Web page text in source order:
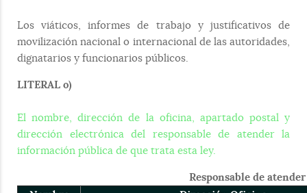
Los viáticos, informes de trabajo y justificativos de
movilización nacional o internacional de las autoridades,
dignatarios y funcionarios públicos.
LITERAL o)
El nombre, dirección de la oficina, apartado postal y
dirección electrónica del responsable de atender la
información pública de que trata esta ley.
Responsable de